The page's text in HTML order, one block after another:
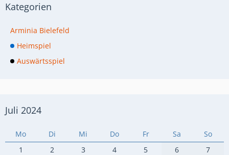
Kategorien
Arminia Bielefeld
Heimspiel
Auswärtsspiel
Juli 2024
Mo Di Mi Do Fr Sa
So
1
2 3 4 5 6
7